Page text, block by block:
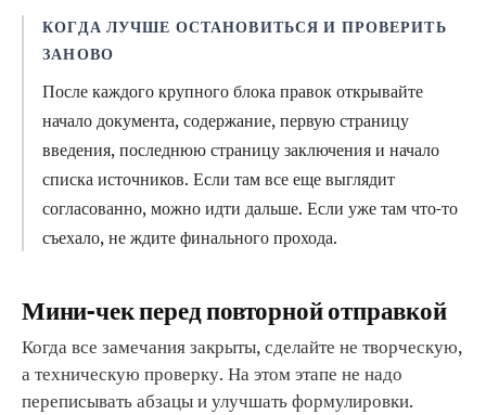
КОГДА ЛУЧШЕ ОСТАНОВИТЬСЯ И ПРОВЕРИТЬ
ЗАНОВО
После каждого крупного блока правок открывайте
начало документа, содержание, первую страницу
введения, последнюю страницу заключения и начало
списка источников. Если там все еще выглядит
согласованно, можно идти дальше. Если уже там что-то
съехало, не ждите финального прохода.
Мини-чек перед повторной отправкой
Когда все замечания закрыты, сделайте не творческую,
а техническую проверку. На этом этапе не надо
переписывать абзацы и улучшать формулировки.